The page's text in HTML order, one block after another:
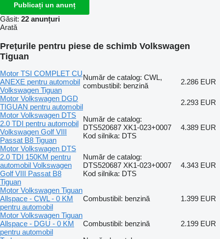
Publicați un anunț
Găsit: 22 anunțuri
Arată
Prețurile pentru piese de schimb Volkswagen
Tiguan
Motor TSI COMPLET CU
ANEXE pentru automobil
Volkswagen Tiguan
Număr de catalog: CWL,
combustibil: benzină
2.286 EUR
Motor Volkswagen DGD
TIGUAN pentru automobil
2.293 EUR
Motor Volkswagen DTS
2.0 TDI pentru automobil
Volkswagen Golf VIII
Passat B8 Tiguan
Număr de catalog:
DTS520687 XK1-023+0007
Kod silnika: DTS
4.389 EUR
Motor Volkswagen DTS
2.0 TDI 150KM pentru
automobil Volkswagen
Golf VIII Passat B8
Tiguan
Număr de catalog:
DTS520687 XK1-023+0007
Kod silnika: DTS
4.343 EUR
Motor Volkswagen Tiguan
Allspace - CWL - 0 KM
pentru automobil
Combustibil: benzină
1.399 EUR
Motor Volkswagen Tiguan
Allspace - DGU - 0 KM
pentru automobil
Combustibil: benzină
2.199 EUR